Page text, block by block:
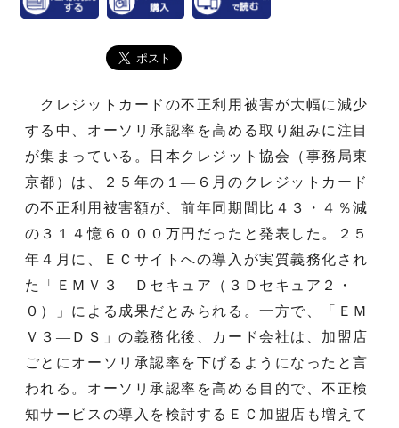
クレジットカードの不正利用被害が大幅に減少
する中、オーソリ承認率を高める取り組みに注目
が集まっている。日本クレジット協会（事務局東
京都）は、２５年の１―６月のクレジットカード
の不正利用被害額が、前年同期間比４３・４％減
の３１４憶６０００万円だったと発表した。２５
年４月に、ＥＣサイトへの導入が実質義務化され
た「ＥＭＶ３―Ｄセキュア（３Ｄセキュア２・
０）」による成果だとみられる。一方で、「ＥＭ
Ｖ３―ＤＳ」の義務化後、カード会社は、加盟店
ごとにオーソリ承認率を下げるようになったと言
われる。オーソリ承認率を高める目的で、不正検
知サービスの導入を検討するＥＣ加盟店も増えて